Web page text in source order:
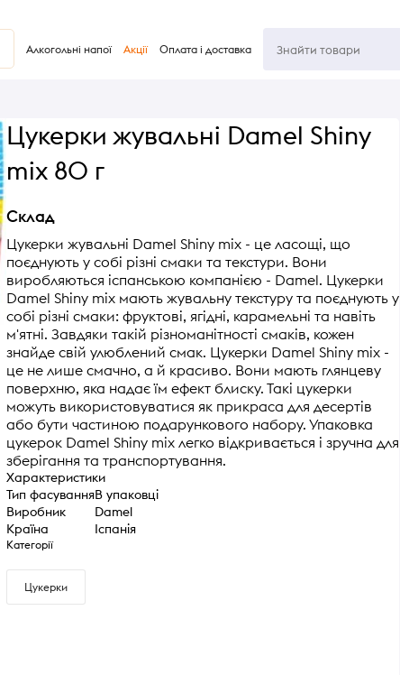
Алкогольні напої Акції Оплата і доставка
Цукерки жувальні Damel Shiny
mix 80 г
Склад
Цукерки жувальні Damel Shiny mix - це ласощі, що
поєднують у собі різні смаки та текстури. Вони
виробляються іспанською компанією - Damel. Цукерки
Damel Shiny mix мають жувальну текстуру та поєднують у
собі різні смаки: фруктові, ягідні, карамельні та навіть
м'ятні. Завдяки такій різноманітності смаків, кожен
знайде свій улюблений смак. Цукерки Damel Shiny mix -
це не лише смачно, а й красиво. Вони мають глянцеву
поверхню, яка надає їм ефект блиску. Такі цукерки
можуть використовуватися як прикраса для десертів
або бути частиною подарункового набору. Упаковка
цукерок Damel Shiny mix легко відкривається і зручна для
зберігання та транспортування.
Характеристики
Тип фасуванняВ упаковці
Виробник
Damel
Країна
Іспанія
Категорії
Цукерки